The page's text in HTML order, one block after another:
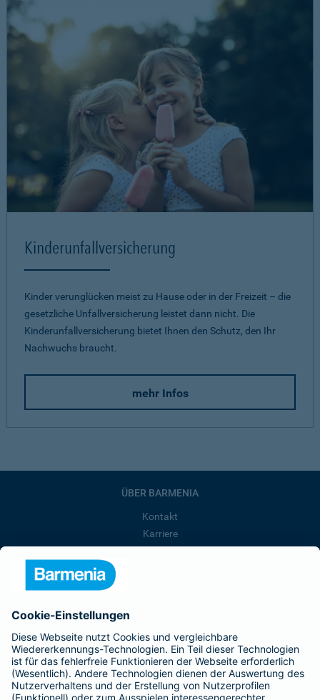
Kinderunfallversicherung
Kinder verunglücken meist zu Hause oder in der Freizeit – die
gesetzliche Unfallversicherung leistet dann nicht. Die
Kinderunfallversicherung bietet Ihnen den Schutz, den Ihr
Nachwuchs braucht.
mehr Infos
ÜBER BARMENIA
Kontakt
Karriere
Barmenia ist Teil der BarmeniaGothaer
BELIEBTE SEITEN
Kranken-Zusatzversicherung
Tierversicherungen